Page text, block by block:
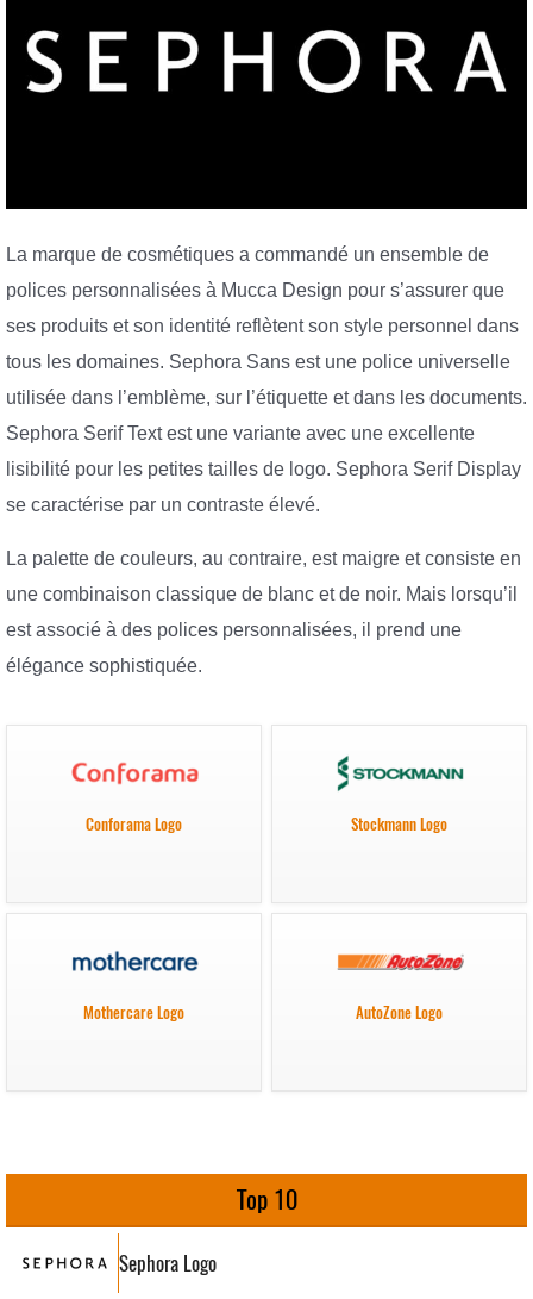
La marque de cosmétiques a commandé un ensemble de
polices personnalisées à Mucca Design pour s’assurer que
ses produits et son identité reflètent son style personnel dans
tous les domaines. Sephora Sans est une police universelle
utilisée dans l’emblème, sur l’étiquette et dans les documents.
Sephora Serif Text est une variante avec une excellente
lisibilité pour les petites tailles de logo. Sephora Serif Display
se caractérise par un contraste élevé.
La palette de couleurs, au contraire, est maigre et consiste en
une combinaison classique de blanc et de noir. Mais lorsqu’il
est associé à des polices personnalisées, il prend une
élégance sophistiquée.
Conforama Logo Stockmann Logo
Mothercare Logo AutoZone Logo
Top 10
Sephora Logo